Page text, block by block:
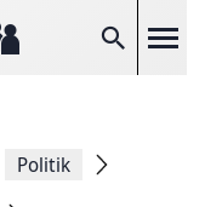
Suche
Politik